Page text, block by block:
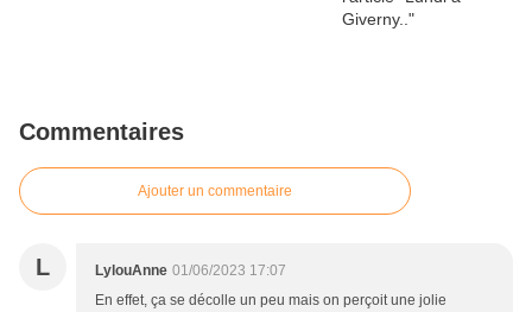
Commentaires
Ajouter un commentaire
L LylouAnne 01/06/2023 17:07
En effet, ça se décolle un peu mais on perçoit une jolie